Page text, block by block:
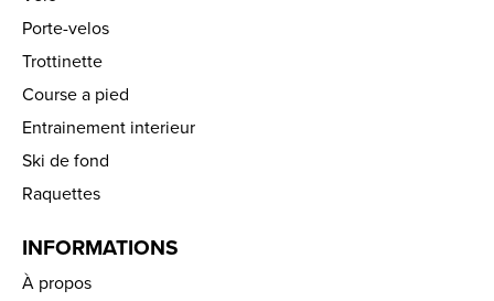
Porte-velos
Trottinette
Course a pied
Entrainement interieur
Ski de fond
Raquettes
INFORMATIONS
À propos